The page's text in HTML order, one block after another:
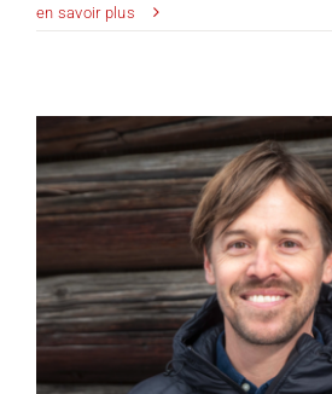
Résultats
de
salaires
en savoir plus